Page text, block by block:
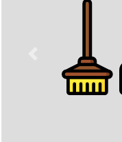
zajišťuje v Bílovci a
pro firmy i
denně, 7 dní v
vše, co zákazník